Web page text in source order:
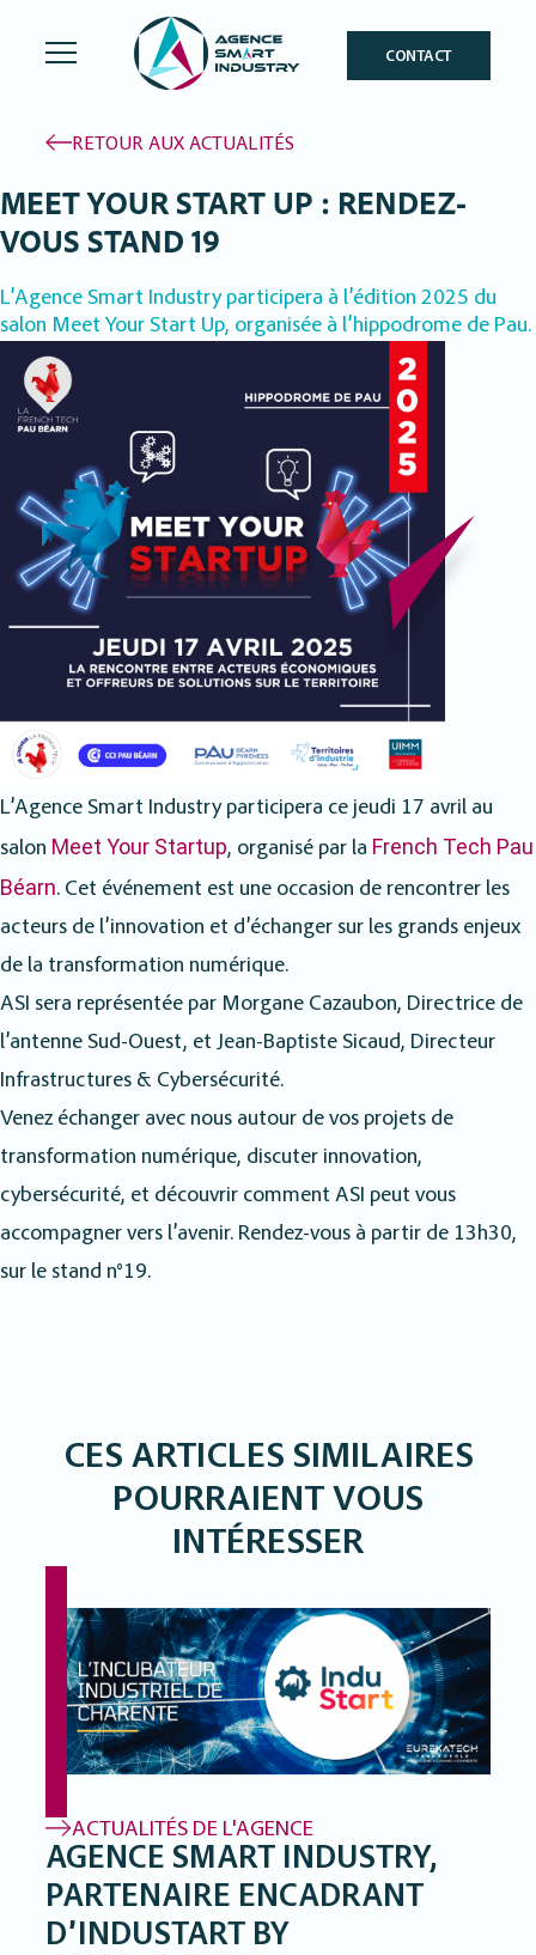
CONTACT
RETOUR AUX ACTUALITÉS
MEET YOUR START UP : RENDEZ-
VOUS STAND 19
L’Agence Smart Industry participera à l’édition 2025 du
salon Meet Your Start Up, organisée à l’hippodrome de Pau.
L’Agence Smart Industry participera ce jeudi 17 avril au
salon Meet Your Startup, organisé par la French Tech Pau
Béarn. Cet événement est une occasion de rencontrer les
acteurs de l’innovation et d’échanger sur les grands enjeux
de la transformation numérique.
ASI sera représentée par Morgane Cazaubon, Directrice de
l’antenne Sud-Ouest, et Jean-Baptiste Sicaud, Directeur
Infrastructures & Cybersécurité.
Venez échanger avec nous autour de vos projets de
transformation numérique, discuter innovation,
cybersécurité, et découvrir comment ASI peut vous
accompagner vers l’avenir. Rendez-vous à partir de 13h30,
sur le stand n°19.
CES ARTICLES SIMILAIRES
POURRAIENT VOUS
INTÉRESSER
ACTUALITÉS DE L'AGENCE
AGENCE SMART INDUSTRY,
PARTENAIRE ENCADRANT
D’INDUSTART BY